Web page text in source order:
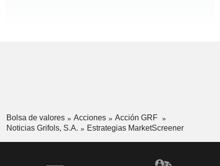
Bolsa de valores Acciones
Acción GRF
Noticias Grifols, S.A.
Estrategias MarketScreener